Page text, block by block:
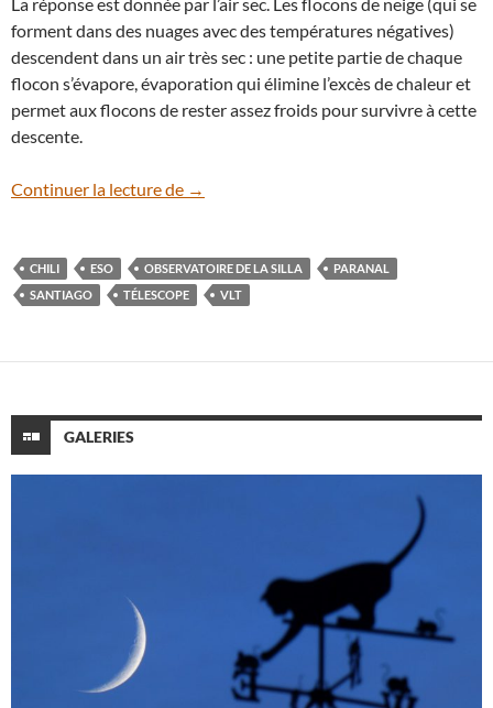
La réponse est donnée par l’air sec. Les flocons de neige (qui se
forment dans des nuages avec des températures négatives)
descendent dans un air très sec : une petite partie de chaque
flocon s’évapore, évaporation qui élimine l’excès de chaleur et
permet aux flocons de rester assez froids pour survivre à cette
descente.
Continuer la lecture de Insolite : il a neigé à l’Observatoire de La
→
CHILI ESO OBSERVATOIRE DE LA SILLA
PARANAL
SANTIAGO
TÉLESCOPE VLT
GALERIES